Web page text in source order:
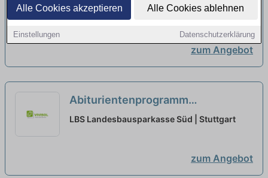
Alle Cookies akzeptieren Alle Cookies ablehnen
Einstellungen Datenschutzerklärung
Bankkaufmann vertriebsorientiert
+ Bankfachwirt-SBW (m/w/d)
Ausbildungsstart 2026 neu
Deine Aufgaben | Stuttgart
zum Angebot
Abiturientenprogramm
Bankkaufmann vertriebsorientiert
LBS Landesbausparkasse Süd | Stuttgart
zum Angebot